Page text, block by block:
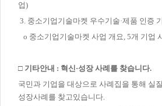
업)
3. 중소기업기술마켓 우수기술·제품 인증
o 중소기업기술마켓 사업 개요, 5개 기업
□ 기타안내 : 혁신·성장 사례를 찾습니다.
국민과 기업을 대상으로 사례집을 통해 실
성장사례를 찾고있습니다.